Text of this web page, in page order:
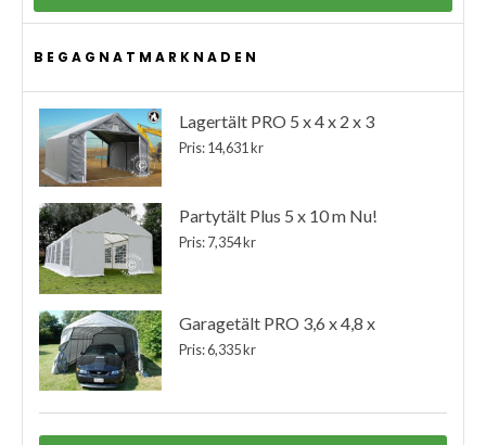
BEGAGNATMARKNADEN
Lagertält PRO 5 x 4 x 2 x 3
Pris: 14,631 kr
Partytält Plus 5 x 10 m Nu!
Pris: 7,354 kr
Garagetält PRO 3,6 x 4,8 x
Pris: 6,335 kr